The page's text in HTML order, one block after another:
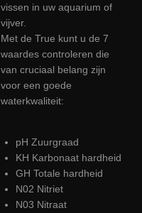
vissen in uw aquarium of
vijver.
Met de True kunt u de 7
waardes controleren die
van cruciaal belang zijn
voor een goede
waterkwaliteit:
pH Zuurgraad
KH Karbonaat hardheid
GH Totale hardheid
N02 Nitriet
N03 Nitraat